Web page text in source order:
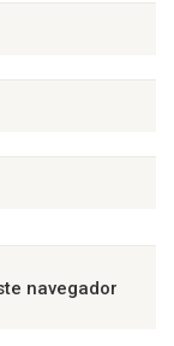
navegador